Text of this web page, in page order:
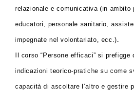
relazionale e comunicativa (in ambito
educatori, personale sanitario,
impegnate nel volontariato, ecc.).
Il corso “Persone efficaci” si
indicazioni teorico-pratiche su come
capacità di ascoltare l’altro e gestire